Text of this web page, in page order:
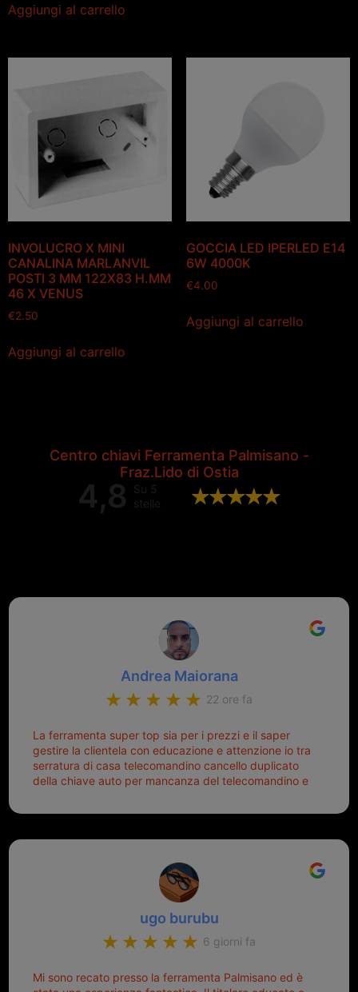
Aggiungi al carrello
INVOLUCRO X MINI
CANALINA MARLANVIL
POSTI 3 MM 122X83 H.MM
46 X VENUS
€2.50
Aggiungi al carrello
GOCCIA LED IPERLED E14
6W 4000K
€4.00
Aggiungi al carrello
Centro chiavi Ferramenta Palmisano -
Fraz.Lido di Ostia
4,8
Su 5
stelle
Andrea Maiorana
22 ore fa
La ferramenta super top sia per i prezzi e il saper
gestire la clientela con educazione e attenzione io tra
serratura di casa telecomandino cancello duplicato
della chiave auto per mancanza del telecomandino e
meglio ferramenta de ostia e poi il prorietario il signor
ugo burubu
6 giorni fa
Mi sono recato presso la ferramenta Palmisano ed è